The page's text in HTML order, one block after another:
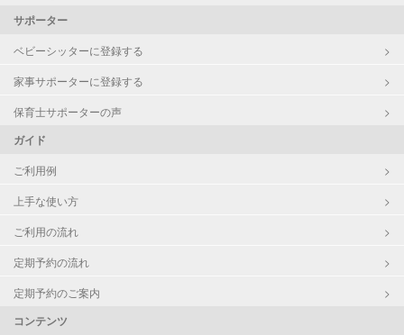
サポーター
ベビーシッターに登録する
家事サポーターに登録する
保育士サポーターの声
ガイド
ご利用例
上手な使い方
ご利用の流れ
定期予約の流れ
定期予約のご案内
コンテンツ